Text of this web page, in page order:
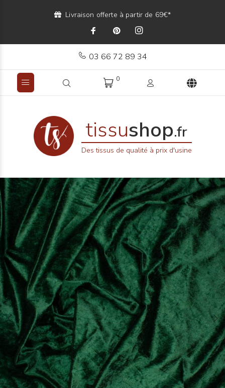
Livraison offerte à partir de 69€*
03 66 72 89 34
0
tissushop.fr
Des tissus de qualité à prix d'usine